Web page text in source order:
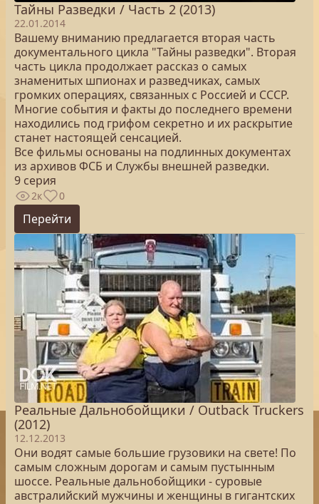
Тайны Разведки / Часть 2 (2013)
22.01.2014
Вашему вниманию предлагается вторая часть
документального цикла "Тайны разведки". Вторая
часть цикла продолжает рассказ о самых
знаменитых шпионах и разведчиках, самых
громких операциях, связанных с Россией и СССР.
Многие события и факты до последнего времени
находились под грифом секретно и их раскрытие
станет настоящей сенсацией.
Все фильмы основаны на подлинных документах
из архивов ФСБ и Службы внешней разведки.
9 серия
2к 0
Перейти
Реальные Дальнобойщики / Outback Truckers
(2012)
12.12.2013
Они водят самые большие грузовики на свете! По
самым сложным дорогам и самым пустынным
шоссе. Реальные дальнобойщики - суровые
австралийский мужчины и женщины в гигантских